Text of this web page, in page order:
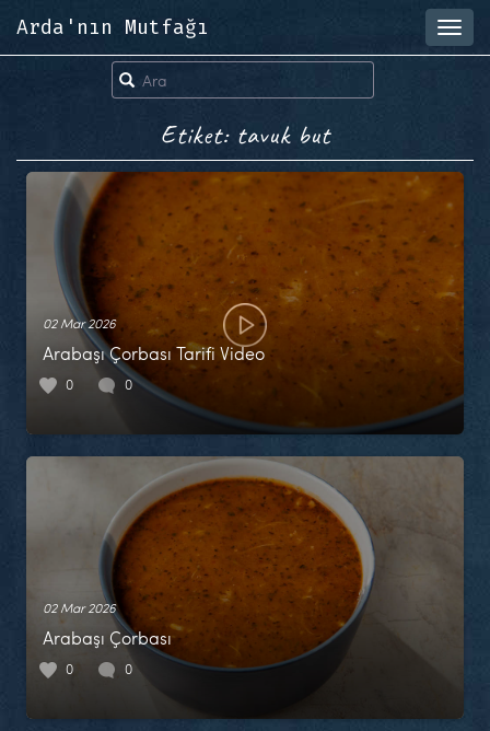
Arda'nın Mutfağı
Etiket: tavuk but
02 Mar 2026
Arabaşı Çorbası Tarifi Video
0 0
02 Mar 2026
Arabaşı Çorbası
0 0